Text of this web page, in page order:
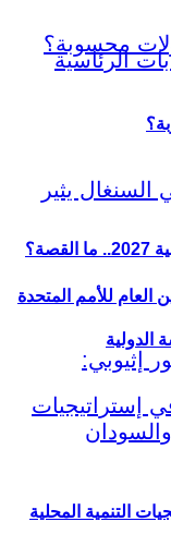
العام للأمم المتحدة
الدولية
التنمية المحلية